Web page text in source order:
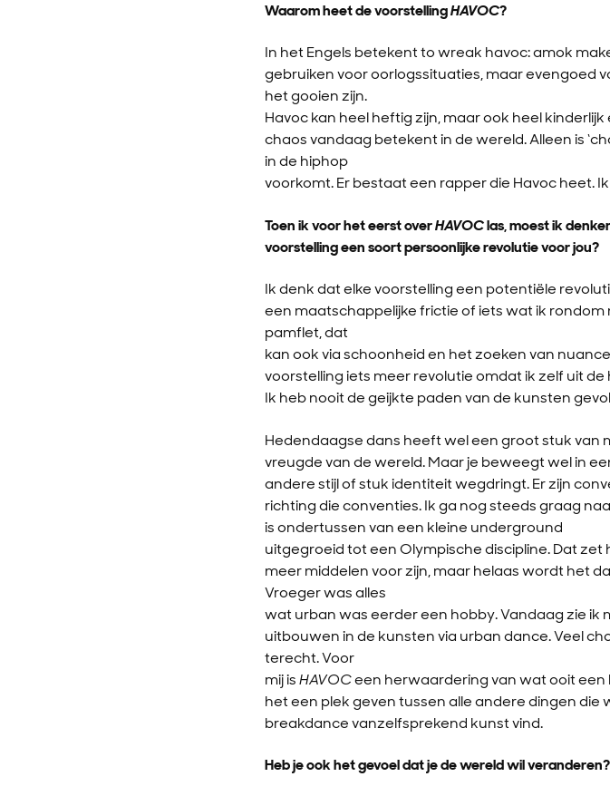
Waarom heet de voorstellingHAVOC?
In het Engels betekent to wreak havoc: amok
gebruiken voor oorlogssituaties, maar evengoed
het gooien zijn.
Havoc kan heel heftig zijn, maar ook heel
chaos vandaag betekent in de wereld. Alleen is
in de hiphop
voorkomt. Er bestaat een rapper die Havoc heet.
Toen ik voor het eerst overHAVOClas, moest ik
voorstelling een soort persoonlijke revolutie voor jou?
Ik denk dat elke voorstelling een potentiële
een maatschappelijke frictie of iets wat ik rondom
pamflet, dat
kan ook via schoonheid en het zoeken van
voorstelling iets meer revolutie omdat ik zelf uit
Ik heb nooit de geijkte paden van de kunsten
Hedendaagse dans heeft wel een groot stuk van
vreugde van de wereld. Maar je beweegt wel in
andere stijl of stuk identiteit wegdringt. Er zijn
richting die conventies. Ik ga nog steeds graag
is ondertussen van een kleine underground
uitgegroeid tot een Olympische discipline. Dat
meer middelen voor zijn, maar helaas wordt het
Vroeger was alles
wat urban was eerder een hobby. Vandaag zie ik
uitbouwen in de kunsten via urban dance. Veel
terecht. Voor
mij isHAVOCeen herwaardering van wat ooit een
het een plek geven tussen alle andere dingen die
breakdance vanzelfsprekend kunst vind.
Heb je ook het gevoel dat je de wereld wil veranderen?